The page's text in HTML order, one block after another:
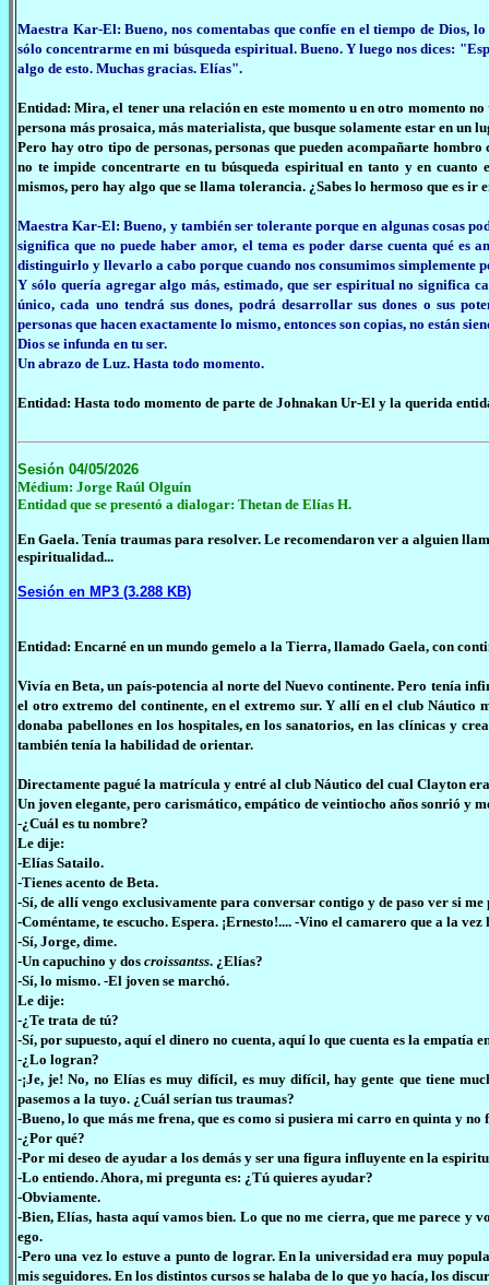
Maestra Kar-El: Bueno, nos comentabas que confíe en el tiempo de Dios,
sólo concentrarme en mi búsqueda espiritual. Bueno. Y luego nos dices:
algo de esto. Muchas gracias. Elías".
Entidad: Mira, el tener una relación en este momento u en otro momento
persona más prosaica, más materialista, que busque solamente estar en un
Pero hay otro tipo de personas, personas que pueden acompañarte
no te impide concentrarte en tu búsqueda espiritual en tanto y en cuanto
mismos, pero hay algo que se llama tolerancia. ¿Sabes lo hermoso que es
Maestra Kar-El: Bueno, y también ser tolerante porque en algunas cosas
significa que no puede haber amor, el tema es poder darse cuenta qué es
distinguirlo y llevarlo a cabo porque cuando nos consumimos simplemente
Y sólo quería agregar algo más, estimado, que ser espiritual no significa
único, cada uno tendrá sus dones, podrá desarrollar sus dones o sus
personas que hacen exactamente lo mismo, entonces son copias, no están
Dios se infunda en tu ser.
Un abrazo de Luz. Hasta todo momento.
Entidad: Hasta todo momento de parte de Johnakan Ur-El y la querida
Sesión 04/05/2026
Médium: Jorge Raúl Olguín
Entidad que se presentó a dialogar: Thetan de Elías H.
En Gaela. Tenía traumas para resolver. Le recomendaron ver a alguien
espiritualidad...
Sesión en MP3 (3.288 KB)
Entidad: Encarné en un mundo gemelo a la Tierra, llamado Gaela, con
Vivía en Beta, un país-potencia al norte del Nuevo continente. Pero tenía
el otro extremo del continente, en el extremo sur. Y allí en el club
donaba pabellones en los hospitales, en los sanatorios, en las clínicas y
también tenía la habilidad de orientar.
Directamente pagué la matrícula y entré al club Náutico del cual Clayton
Un joven elegante, pero carismático, empático de veintiocho años sonrió y
-¿Cuál es tu nombre?
Le dije:
-Elías Satailo.
-Tienes acento de Beta.
-Sí, de allí vengo exclusivamente para conversar contigo y de paso ver si me
-Coméntame, te escucho. Espera. ¡Ernesto!.... -Vino el camarero que a la
-Sí, Jorge, dime.
-Un capuchino y dos croissantss. ¿Elías?
-Sí, lo mismo. -El joven se marchó.
Le dije:
-¿Te trata de tú?
-Sí, por supuesto, aquí el dinero no cuenta, aquí lo que cuenta es la empatía
-¿Lo logran?
-¡Je, je! No, no Elías es muy difícil, es muy difícil, hay gente que tiene
pasemos a la tuyo. ¿Cuál serían tus traumas?
-Bueno, lo que más me frena, que es como si pusiera mi carro en quinta y
-¿Por qué?
-Por mi deseo de ayudar a los demás y ser una figura influyente en la
-Lo entiendo. Ahora, mi pregunta es: ¿Tú quieres ayudar?
-Obviamente.
-Bien, Elías, hasta aquí vamos bien. Lo que no me cierra, que me parece y
ego.
-Pero una vez lo estuve a punto de lograr. En la universidad era muy
mis seguidores. En los distintos cursos se halaba de lo que yo hacía, los